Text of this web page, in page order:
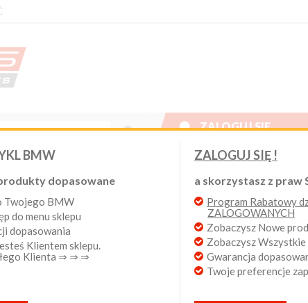
BMW
dopasowane
Twojego BMW
do menu sklepu
dopasowania
Klientem sklepu.
Klienta ⇒ ⇒ ⇒
ZALOGUJ SIĘ !
a skorzystasz z praw
Program Rabatowy
ZALOGOWANYCH
Zobaczysz Nowe
Zobaczysz
Gwarancja
Twoje preferencje
 ZALOGUJ SIĘ
BMW. Program Rabatowy po pierwszych zakupach.
według Wyników na stronie